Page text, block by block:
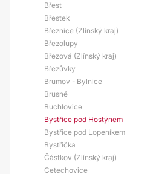
Břest
Břestek
Březnice (Zlínský kraj)
Březolupy
Březová (Zlínský kraj)
Březůvky
Brumov - Bylnice
Brusné
Buchlovice
Bystřice pod Hostýnem
Bystřice pod Lopeníkem
Bystřička
Částkov (Zlínský kraj)
Cetechovice